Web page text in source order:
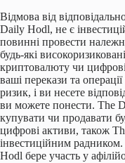
Відмова від
Daily Hodl, не є
повинні провести
будь-які
криптовалюту чи
ваші перекази та
ризик, і ви несете
ви можете понести. The
купувати чи продавати
цифрові активи, також
інвестиційним
Hodl бере участь у